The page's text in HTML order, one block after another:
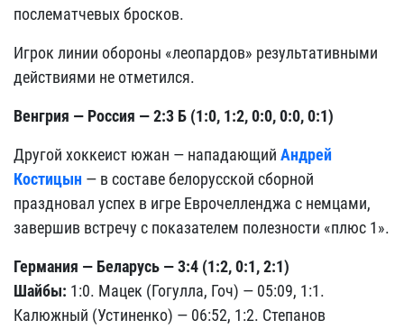
послематчевых бросков.
Игрок линии обороны «леопардов» результативными
действиями не отметился.
Венгрия — Россия — 2:3 Б (1:0, 1:2, 0:0, 0:0, 0:1)
Другой хоккеист южан — нападающий Андрей
Костицын — в составе белорусской сборной
праздновал успех в игре Еврочелленджа с немцами,
завершив встречу с показателем полезности «плюс 1».
Германия — Беларусь — 3:4 (1:2, 0:1, 2:1)
Шайбы: 1:0. Мацек (Гогулла, Гоч) — 05:09, 1:1.
Калюжный (Устиненко) — 06:52, 1:2. Степанов